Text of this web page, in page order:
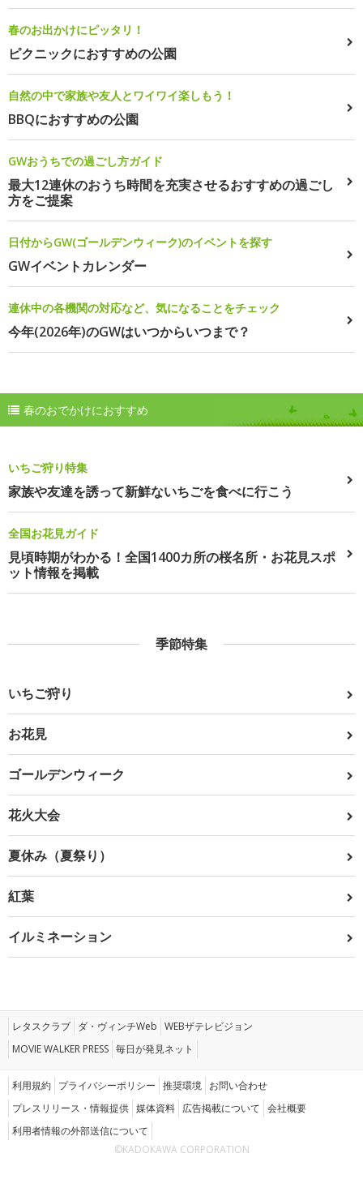
春のお出かけにピッタリ！
ピクニックにおすすめの公園
自然の中で家族や友人とワイワイ楽しもう！
BBQにおすすめの公園
GWおうちでの過ごし方ガイド
最大12連休のおうち時間を充実させるおすすめの過ごし
方をご提案
日付からGW(ゴールデンウィーク)のイベントを探す
GWイベントカレンダー
連休中の各機関の対応など、気になることをチェック
今年(2026年)のGWはいつからいつまで？
春のおでかけにおすすめ
いちご狩り特集
家族や友達を誘って新鮮ないちごを食べに行こう
全国お花見ガイド
見頃時期がわかる！全国1400カ所の桜名所・お花見スポ
ット情報を掲載
季節特集
いちご狩り
お花見
ゴールデンウィーク
花火大会
夏休み（夏祭り）
紅葉
イルミネーション
レタスクラブ ダ・ヴィンチWeb WEBザテレビジョン
MOVIE WALKER PRESS 毎日が発見ネット
利用規約 プライバシーポリシー 推奨環境 お問い合わせ
プレスリリース・情報提供 媒体資料 広告掲載について 会社概要
利用者情報の外部送信について
©KADOKAWA CORPORATION